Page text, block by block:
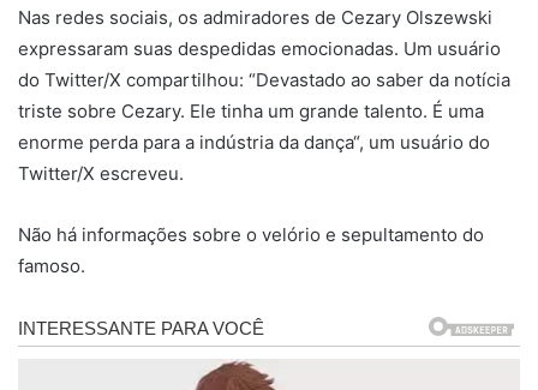
Nas redes sociais, os admiradores de Cezary Olszewski
expressaram suas despedidas emocionadas. Um usuário
do Twitter/X compartilhou: “Devastado ao saber da notícia
triste sobre Cezary. Ele tinha um grande talento. É uma
enorme perda para a indústria da dança“, um usuário do
Twitter/X escreveu.
Não há informações sobre o velório e sepultamento do
famoso.